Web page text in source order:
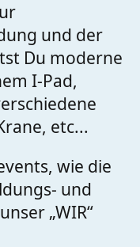
und der
Du moderne
I-Pad,
etc...
wie die
und
„WIR“